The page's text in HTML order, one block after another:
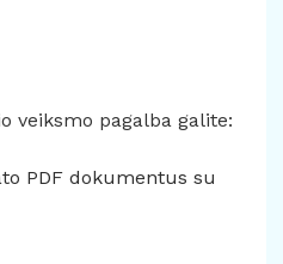
veiksmo pagalba galite:
PDF dokumentus su